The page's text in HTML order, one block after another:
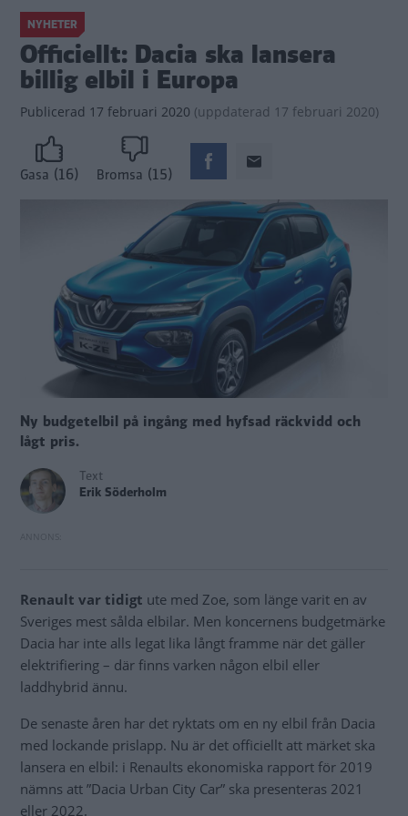
NYHETER
Officiellt: Dacia ska lansera
billig elbil i Europa
Publicerad 17 februari 2020 (uppdaterad 17 februari 2020)
Gasa (16) Bromsa (15)
Ny budgetelbil på ingång med hyfsad räckvidd och
lågt pris.
Text
Erik Söderholm
Renault var tidigt ute med Zoe, som länge varit en av
Sveriges mest sålda elbilar. Men koncernens budgetmärke
Dacia har inte alls legat lika långt framme när det gäller
elektrifiering – där finns varken någon elbil eller
laddhybrid ännu.
De senaste åren har det ryktats om en ny elbil från Dacia
med lockande prislapp. Nu är det officiellt att märket ska
lansera en elbil: i Renaults ekonomiska rapport för 2019
nämns att ”Dacia Urban City Car” ska presenteras 2021
eller 2022.